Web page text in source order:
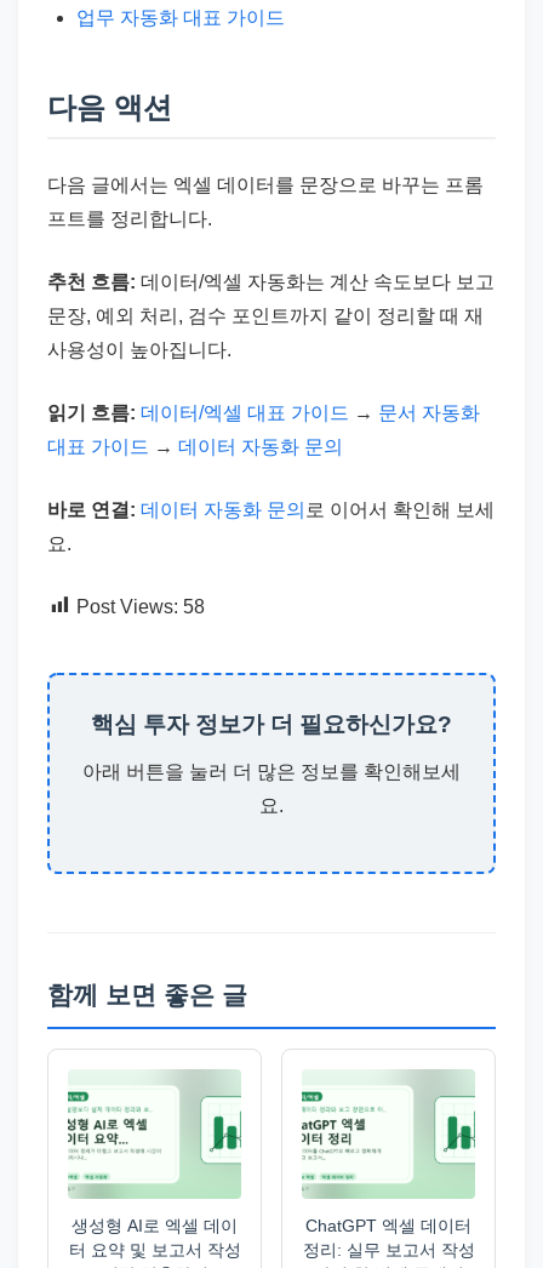
업무 자동화 대표 가이드
다음 액션
다음 글에서는 엑셀 데이터를 문장으로 바꾸는 프롬
프트를 정리합니다.
추천 흐름: 데이터/엑셀 자동화는 계산 속도보다 보고
문장, 예외 처리, 검수 포인트까지 같이 정리할 때 재
사용성이 높아집니다.
읽기 흐름: 데이터/엑셀 대표 가이드 → 문서 자동화
대표 가이드 → 데이터 자동화 문의
바로 연결: 데이터 자동화 문의 로 이어서 확인해 보세
요.
Post Views: 58
핵심 투자 정보가 더 필요하신가요?
아래 버튼을 눌러 더 많은 정보를 확인해보세
요.
함께 보면 좋은 글
생성형 AI로 엑셀 데이
터 요약 및 보고서 작성
ChatGPT 엑셀 데이터
정리: 실무 보고서 작성